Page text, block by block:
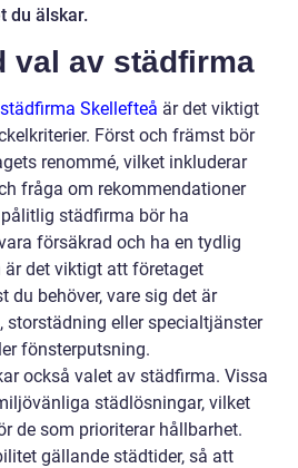
du älskar.
val av städfirma
städfirma Skellefteå är det viktigt
Först och främst bör
renommé, vilket inkluderar
fråga om rekommendationer
städfirma bör ha
försäkrad och ha en tydlig
det viktigt att företaget
du behöver, vare sig det är
storstädning eller specialtjänster
fönsterputsning.
också valet av städfirma. Vissa
städlösningar, vilket
de som prioriterar hållbarhet.
gällande städtider, så att